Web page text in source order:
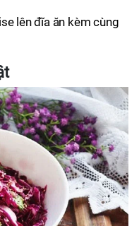
lên đĩa ăn kèm cùng